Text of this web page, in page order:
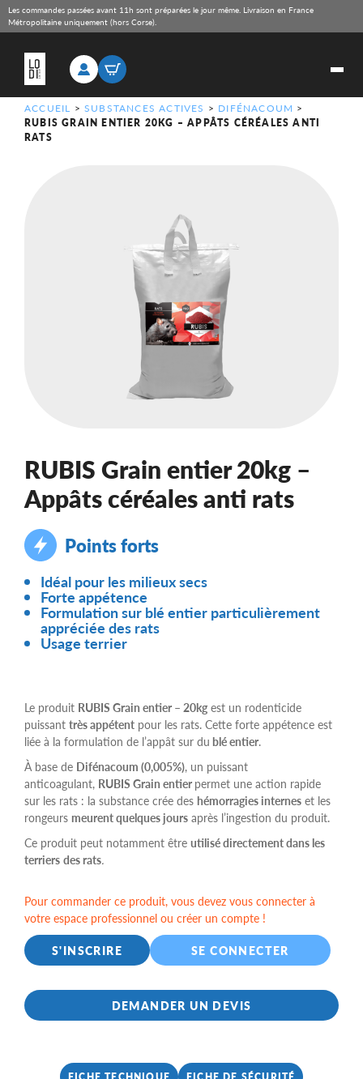
Les commandes passées avant 11h sont préparées le jour même. Livraison en France
Métropolitaine uniquement (hors Corse).
ACCUEIL >SUBSTANCES ACTIVES > DIFÉNACOUM >
RUBIS GRAIN ENTIER 20KG – APPÂTS CÉRÉALES ANTI
RATS
RUBIS Grain entier 20kg –
Appâts céréales anti rats
Points forts
Idéal pour les milieux secs
Forte appétence
Formulation sur blé entier particulièrement
appréciée des rats
Usage terrier
Le produit RUBIS Grain entier – 20kg est un rodenticide
puissant très appétent pour les rats. Cette forte appétence est
liée à la formulation de l’appât sur du blé entier.
À base de Difénacoum (0,005%), un puissant
anticoagulant, RUBIS Grain entier permet une action rapide
sur les rats : la substance crée des hémorragies internes et les
rongeurs meurent quelques jours après l’ingestion du produit.
Ce produit peut notamment être utilisé directement dans les
terriers des rats.
Pour commander ce produit, vous devez vous connecter à
votre espace professionnel ou créer un compte !
S'INSCRIRE
SE CONNECTER
DEMANDER UN DEVIS